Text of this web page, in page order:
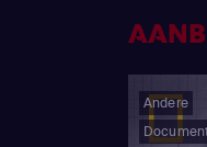
Andere